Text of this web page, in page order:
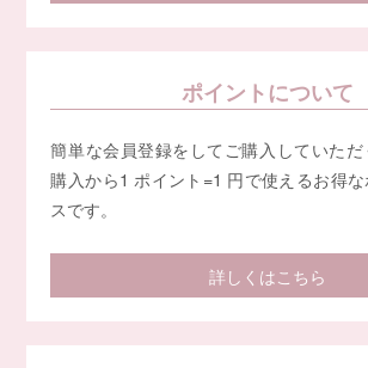
ポイントについて
簡単な会員登録をしてご購入していた
購入から1 ポイント=1 円で使えるお得
スです。
詳しくはこちら